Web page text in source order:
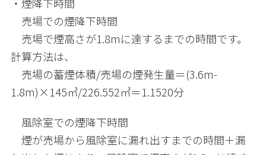
売場での煙降下時間
売場で煙高さが1.8mに達するまでの時間です。
計算方法は、
売場の蓄煙体積/売場の煙発生量＝(3.6m-
1.8m)×145㎥/226.552㎥＝1.1520分
風除室での煙降下時間
煙が売場から風除室に漏れ出すまでの時間＋漏